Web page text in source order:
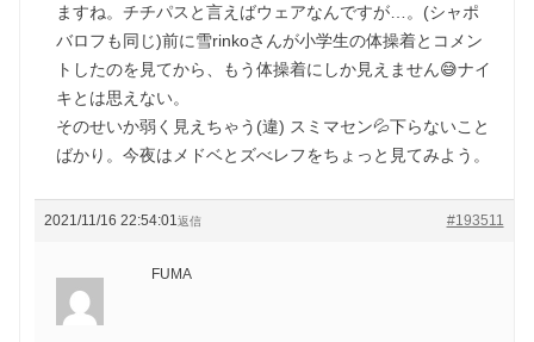
ますね。チチパスと言えばウェアなんですが…。(シャポ
バロフも同じ)前に雪rinkoさんが小学生の体操着とコメン
トしたのを見てから、もう体操着にしか見えません😅ナイ
キとは思えない。
そのせいか弱く見えちゃう(違) スミマセン💦下らないこと
ばかり。今夜はメドベとズべレフをちょっと見てみよう。
2021/11/16 22:54:01 #193511
返信
FUMA